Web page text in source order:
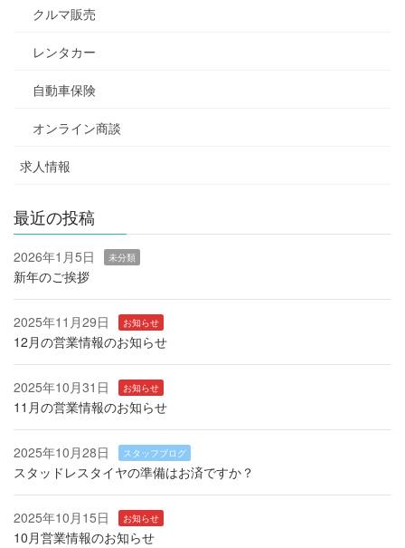
クルマ販売
レンタカー
自動車保険
オンライン商談
求人情報
最近の投稿
2026年1月5日 未分類
新年のご挨拶
2025年11月29日 お知らせ
12月の営業情報のお知らせ
2025年10月31日 お知らせ
11月の営業情報のお知らせ
2025年10月28日 スタッフブログ
スタッドレスタイヤの準備はお済ですか？
2025年10月15日 お知らせ
10月営業情報のお知らせ